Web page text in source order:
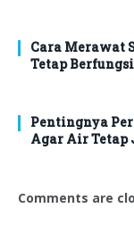
Cara Merawat
Tetap
Pentingnya
Agar Air Tetap
Comments are